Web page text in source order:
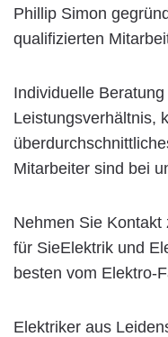
Phillip Simon
qualifizierten
Individuelle
Leistungsverhältnis,
Mitarbeiter sind bei
Nehmen Sie
für SieElektrik und
besten vom Elektro-
Elektriker aus